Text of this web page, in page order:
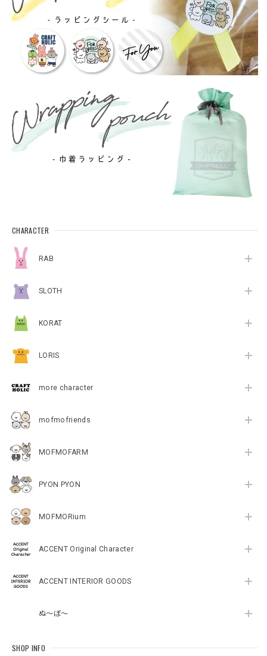
CHARACTER
RAB
SLOTH
KORAT
LORIS
more character
mofmofriends
MOFMOFARM
PYON PYON
MOFMORium
ACCENT Original Character
ACCENT INTERIOR GOODS
ぬ～ぼ～
SHOP INFO